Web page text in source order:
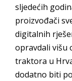
sljedećih
proizvođači
digitalnih
opravdali višu
traktora u
dodatno biti